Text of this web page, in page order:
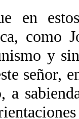
en
como
y
señor,
a